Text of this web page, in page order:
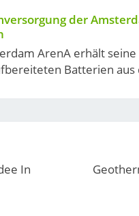
der
ArenA erhält
Batterien aus
In